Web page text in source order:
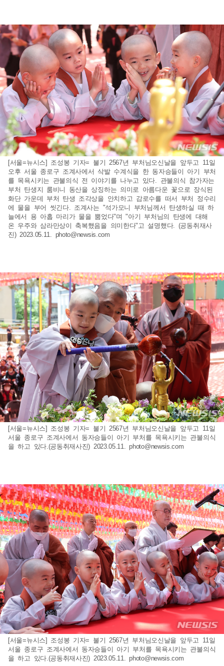
[서울=뉴시스] 조성봉 기자= 불기 2567년 부처님오신날을 앞두고 11일
오후 서울 종로구 조계사에서 삭발 수계식을 한 동자승들이 아기 부처
를 목욕시키는 관불의식 전 이야기를 나누고 있다. 관불의식 참가자는
부처 탄생지 룸비니 동산을 상징하는 의미로 아름다운 꽃으로 장식된
화단 가운데 부처 탄생 조각상을 안치하고 감로수를 떠서 부처 정수리
에 물을 부어 씻긴다. 조계사는 "석가모니 부처님께서 탄생하실 때 하
늘에서 용 아홉 마리가 물을 뿜었다"며 "아기 부처님의 탄생에 대해
온 우주와 삼라만상이 축복했음을 의미한다"고 설명했다. (공동취재사
진) 2023.05.11. photo@newsis.com
[서울=뉴시스] 조성봉 기자= 불기 2567년 부처님오신날을 앞두고 11일
서울 종로구 조계사에서 동자승들이 아기 부처를 목욕시키는 관불의식
을 하고 있다.(공동취재사진) 2023.05.11.photo@newsis.com
[서울=뉴시스] 조성봉 기자= 불기 2567년 부처님오신날을 앞두고 11일
서울 종로구 조계사에서 동자승들이 아기 부처를 목욕시키는 관불의식
을 하고 있다.(공동취재사진) 2023.05.11.photo@newsis.com